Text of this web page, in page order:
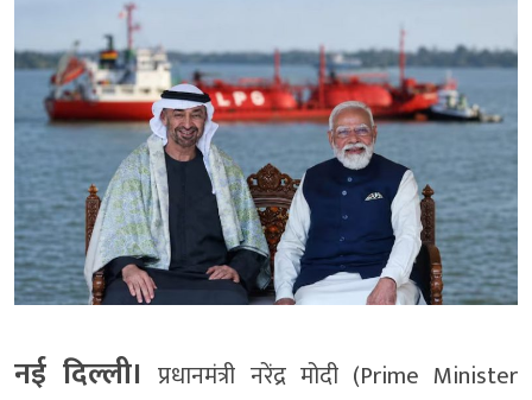
नई दिल्ली। प्रधानमंत्री नरेंद्र मोदी (Prime Minister